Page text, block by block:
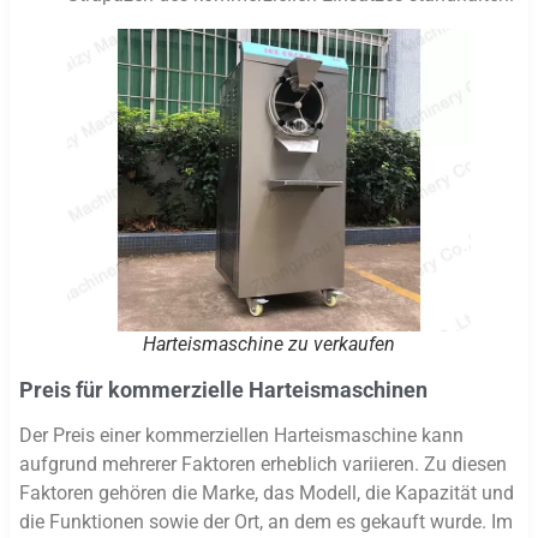
Harteismaschine zu verkaufen
Preis für kommerzielle Harteismaschinen
Der Preis einer kommerziellen Harteismaschine kann
aufgrund mehrerer Faktoren erheblich variieren. Zu diesen
Faktoren gehören die Marke, das Modell, die Kapazität und
die Funktionen sowie der Ort, an dem es gekauft wurde. Im